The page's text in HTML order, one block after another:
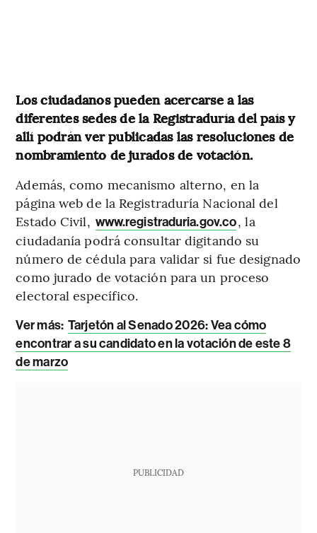
Los ciudadanos pueden acercarse a las
diferentes sedes de la Registraduría del país y
allí podrán ver publicadas las resoluciones de
nombramiento de jurados de votación.
Además, como mecanismo alterno, en la
página web de la Registraduría Nacional del
Estado Civil, www.registraduria.gov.co, la
ciudadanía podrá consultar digitando su
número de cédula para validar si fue designado
como jurado de votación para un proceso
electoral específico.
Ver más: Tarjetón al Senado 2026: Vea cómo
encontrar a su candidato en la votación de este 8
de marzo
PUBLICIDAD